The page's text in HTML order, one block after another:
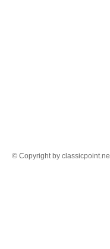
© Copyright by